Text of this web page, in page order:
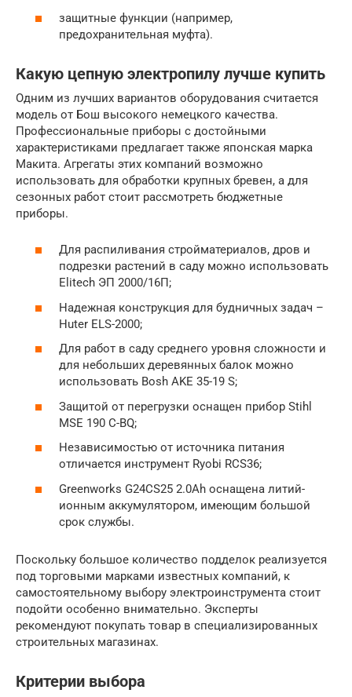
защитные функции (например,
предохранительная муфта).
Какую цепную электропилу лучше купить
Одним из лучших вариантов оборудования считается
модель от Бош высокого немецкого качества.
Профессиональные приборы с достойными
характеристиками предлагает также японская марка
Макита. Агрегаты этих компаний возможно
использовать для обработки крупных бревен, а для
сезонных работ стоит рассмотреть бюджетные
приборы.
Для распиливания стройматериалов, дров и
подрезки растений в саду можно использовать
Elitech ЭП 2000/16П;
Надежная конструкция для будничных задач –
Huter ELS-2000;
Для работ в саду среднего уровня сложности и
для небольших деревянных балок можно
использовать Bosh AKE 35-19 S;
Защитой от перегрузки оснащен прибор Stihl
MSE 190 C-BQ;
Независимостью от источника питания
отличается инструмент Ryobi RCS36;
Greenworks G24CS25 2.0Ah оснащена литий-
ионным аккумулятором, имеющим большой
срок службы.
Поскольку большое количество подделок реализуется
под торговыми марками известных компаний, к
самостоятельному выбору электроинструмента стоит
подойти особенно внимательно. Эксперты
рекомендуют покупать товар в специализированных
строительных магазинах.
Критерии выбора